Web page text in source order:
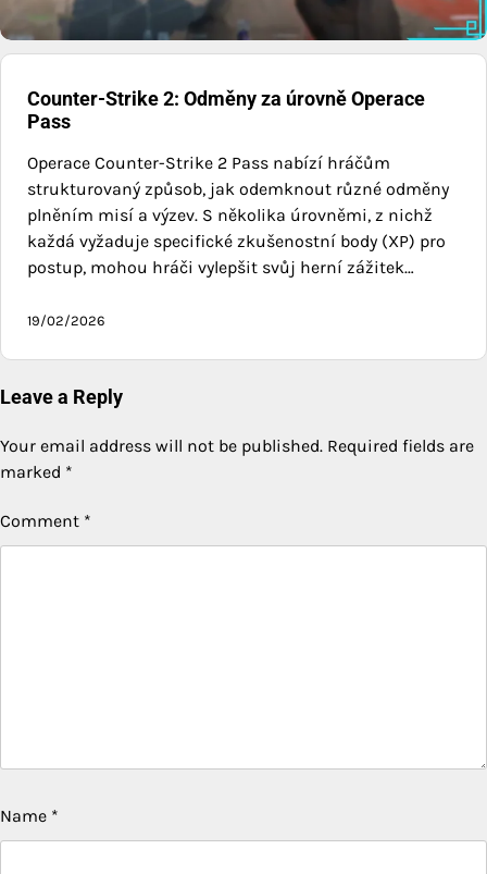
Counter-Strike 2: Odměny za úrovně Operace
Pass
Operace Counter-Strike 2 Pass nabízí hráčům
strukturovaný způsob, jak odemknout různé odměny
plněním misí a výzev. S několika úrovněmi, z nichž
každá vyžaduje specifické zkušenostní body (XP) pro
postup, mohou hráči vylepšit svůj herní zážitek…
19/02/2026
Leave a Reply
Your email address will not be published. Required fields are
marked *
Comment *
Name *